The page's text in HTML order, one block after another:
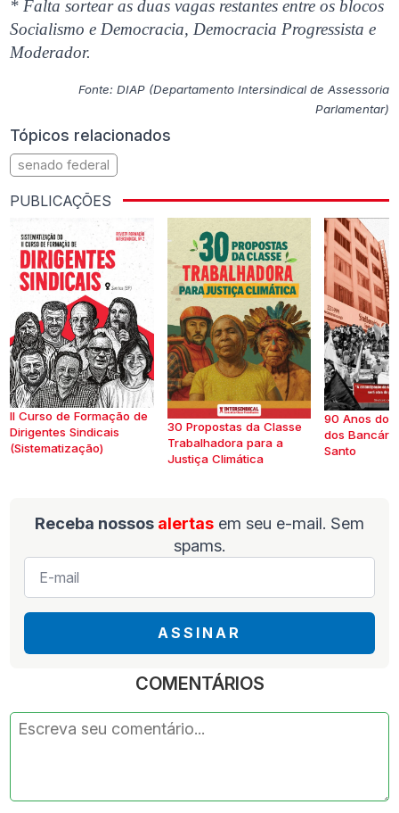
* Falta sortear as duas vagas restantes entre os blocos
Socialismo e Democracia, Democracia Progressista e
Moderador.
Fonte: DIAP (Departamento Intersindical de Assessoria
Parlamentar)
Tópicos relacionados
senado federal
PUBLICAÇÕES
II Curso de Formação de
Dirigentes Sindicais
(Sistematização)
30 Propostas da Classe
Trabalhadora para a
Justiça Climática
90 Anos do
dos
Santo
Receba nossos alertas em seu e-mail. Sem
spams.
E-
mail
ASSINAR
COMENTÁRIOS